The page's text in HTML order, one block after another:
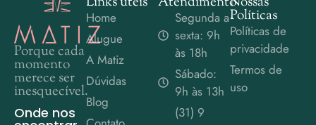
Porque cada
momento
merece ser
inesquecível.
Onde nos
Home
Alugue
A Matiz
Dúvidas
Blog
Segunda a
sexta: 9h
às 18h
Sábado:
9h às 13h
(31) 9
Políticas
Políticas de
privacidade
Termos de
uso